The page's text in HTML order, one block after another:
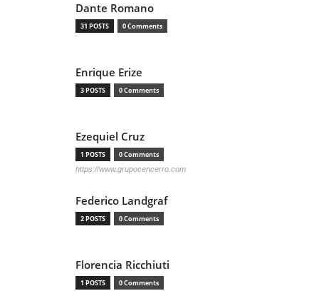
Dante Romano
31 POSTS 0 Comments
Enrique Erize
3 POSTS 0 Comments
Ezequiel Cruz
1 POSTS 0 Comments
https://www.grupocencerro.com
Federico Landgraf
2 POSTS 0 Comments
Florencia Ricchiuti
1 POSTS 0 Comments